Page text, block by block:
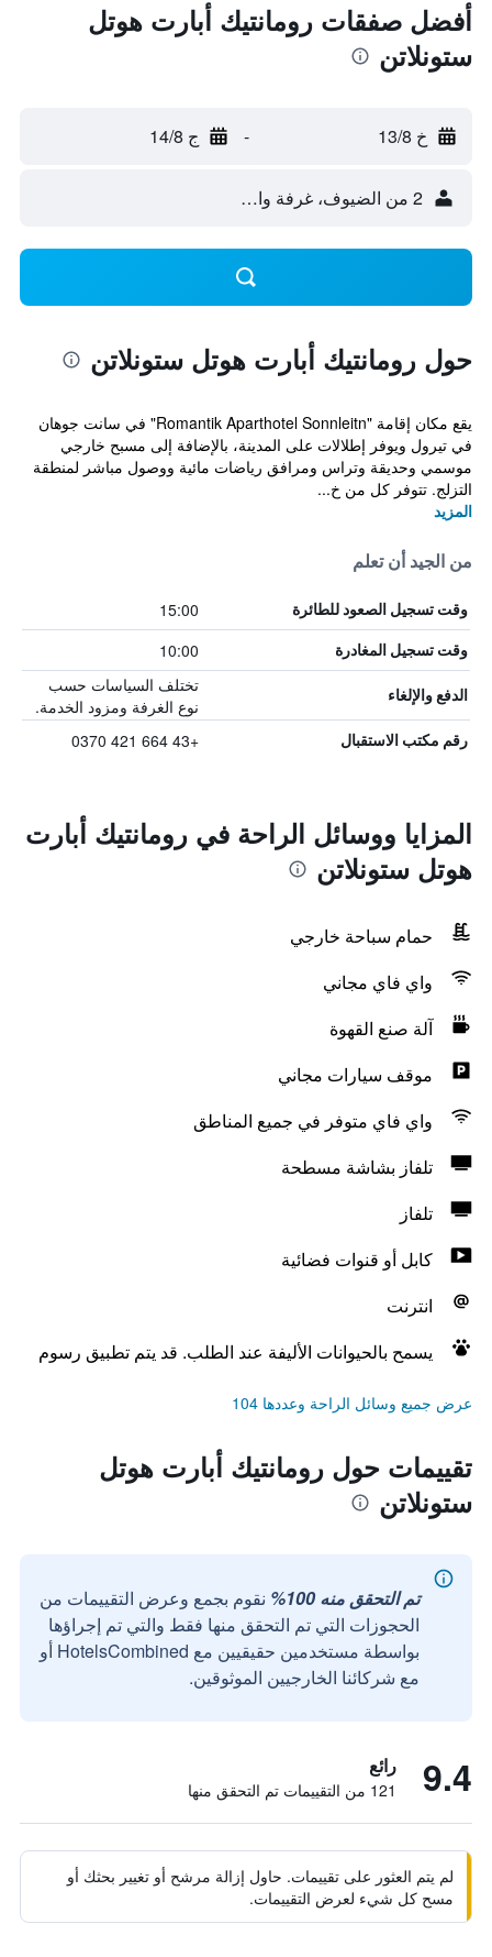
أفضل صفقات رومانتيك أبارت هوتل
ستونلاتن
خ 13/8 - ج 14/8
2 من الضيوف، غرفة واحدة
حول رومانتيك أبارت هوتل ستونلاتن
يقع مكان إقامة "Romantik Aparthotel Sonnleitn" في سانت جوهان
في تيرول ويوفر إطلالات على المدينة، بالإضافة إلى مسبح خارجي
موسمي وحديقة وتراس ومرافق رياضات مائية ووصول مباشر لمنطقة
التزلج. تتوفر كل من خ...
المزيد
من الجيد أن تعلم
وقت تسجيل الصعود للطائرة 15:00
وقت تسجيل المغادرة 10:00
الدفع والإلغاء
تختلف السياسات حسب
نوع الغرفة ومزود الخدمة.
رقم مكتب الاستقبال +43 664 421 0370
المزايا ووسائل الراحة في رومانتيك أبارت
هوتل ستونلاتن
حمام سباحة خارجي
واي فاي مجاني
آلة صنع القهوة
موقف سيارات مجاني
واي فاي متوفر في جميع المناطق
تلفاز بشاشة مسطحة
تلفاز
كابل أو قنوات فضائية
انترنت
يسمح بالحيوانات الأليفة عند الطلب. قد يتم تطبيق رسوم
عرض جميع وسائل الراحة وعددها 104
تقييمات حول رومانتيك أبارت هوتل
ستونلاتن
تم التحقق منه 100%
نقوم بجمع وعرض التقييمات من
الحجوزات التي تم التحقق منها فقط والتي تم إجراؤها
بواسطة مستخدمين حقيقيين مع HotelsCombined أو
مع شركائنا الخارجيين الموثوقين.
9.4 رائع
121 من التقييمات تم التحقق منها
لم يتم العثور على تقييمات. حاول إزالة مرشح أو تغيير بحثك أو
مسح كل شيء لعرض التقييمات.